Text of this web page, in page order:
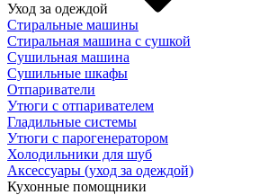
Уход за одеждой
Стиральные машины
Стиральная машина с сушкой
Сушильная машина
Сушильные шкафы
Отпариватели
Утюги с отпаривателем
Гладильные системы
Утюги с парогенератором
Холодильники для шуб
Аксессуары (уход за одеждой)
Кухонные помощники